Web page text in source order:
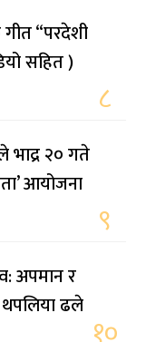
“परदेशी
सहित )
८
भाद्र २० गते
आयोजना
९
अपमान र
थपलिया ढले